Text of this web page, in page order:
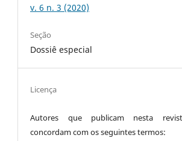
v. 6 n. 3 (2020)
Seção
Dossiê especial
Licença
Autores que publicam nesta
concordam com os seguintes termos: